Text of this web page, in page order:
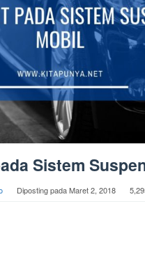
Sistem
Diposting padaMaret 2, 2018